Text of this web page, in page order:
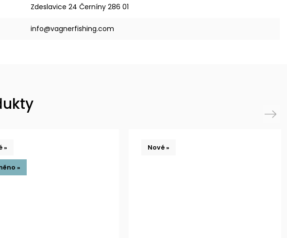
Zdeslavice 24 Černíny 286 01
info@vagnerfishing.com
»
»
Nové »
Next